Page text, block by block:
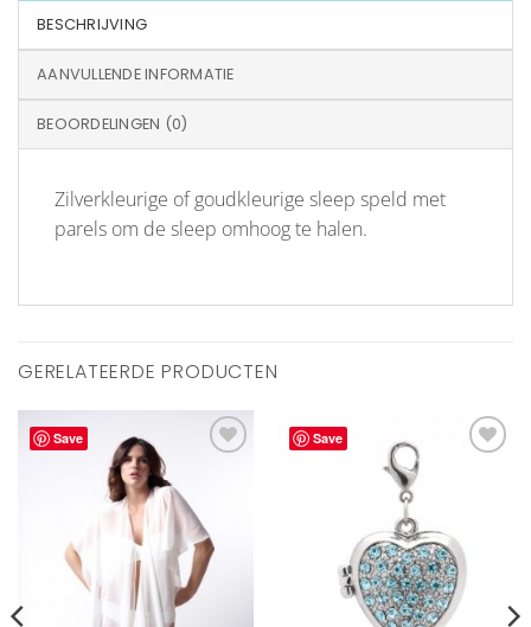
BESCHRIJVING
AANVULLENDE INFORMATIE
BEOORDELINGEN (0)
Zilverkleurige of goudkleurige sleep speld met
parels om de sleep omhoog te halen.
GERELATEERDE PRODUCTEN
Save
verlanglijst
toevoegen
Save